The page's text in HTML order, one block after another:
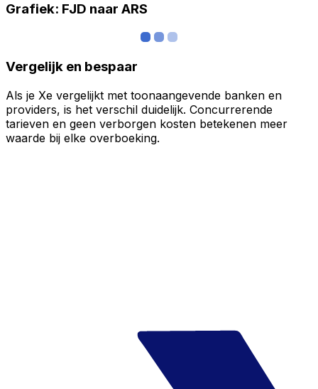
Grafiek: FJD naar ARS
Vergelijk en bespaar
Als je Xe vergelijkt met toonaangevende banken en
providers, is het verschil duidelijk. Concurrerende
tarieven en geen verborgen kosten betekenen meer
waarde bij elke overboeking.